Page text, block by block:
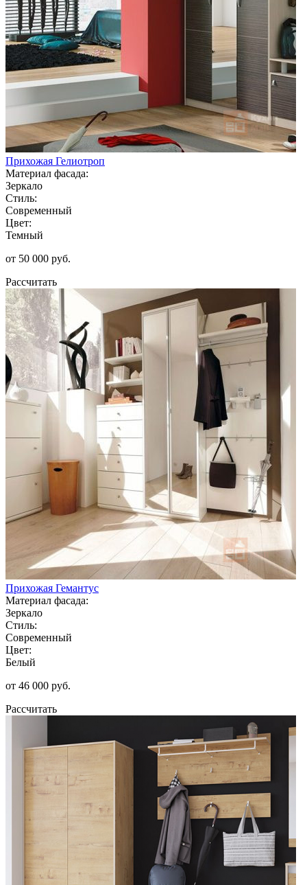
Прихожая Гелиотроп
Материал фасада:
Зеркало
Стиль:
Современный
Цвет:
Темный
от 50 000 руб.
Рассчитать
Прихожая Гемантус
Материал фасада:
Зеркало
Стиль:
Современный
Цвет:
Белый
от 46 000 руб.
Рассчитать